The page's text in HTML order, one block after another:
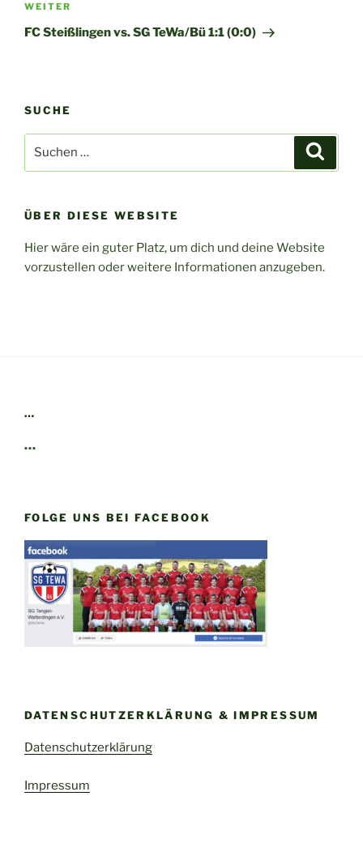
Nächster
Beitrag
WEITER
FC Steißlingen vs. SG TeWa/Bü 1:1 (0:0)
SUCHE
nach:
ÜBER DIESE WEBSITE
Hier wäre ein guter Platz, um dich und deine Website
vorzustellen oder weitere Informationen anzugeben.
…
…
FOLGE UNS BEI FACEBOOK
DATENSCHUTZERKLÄRUNG & IMPRESSUM
Datenschutzerklärung
Impressum